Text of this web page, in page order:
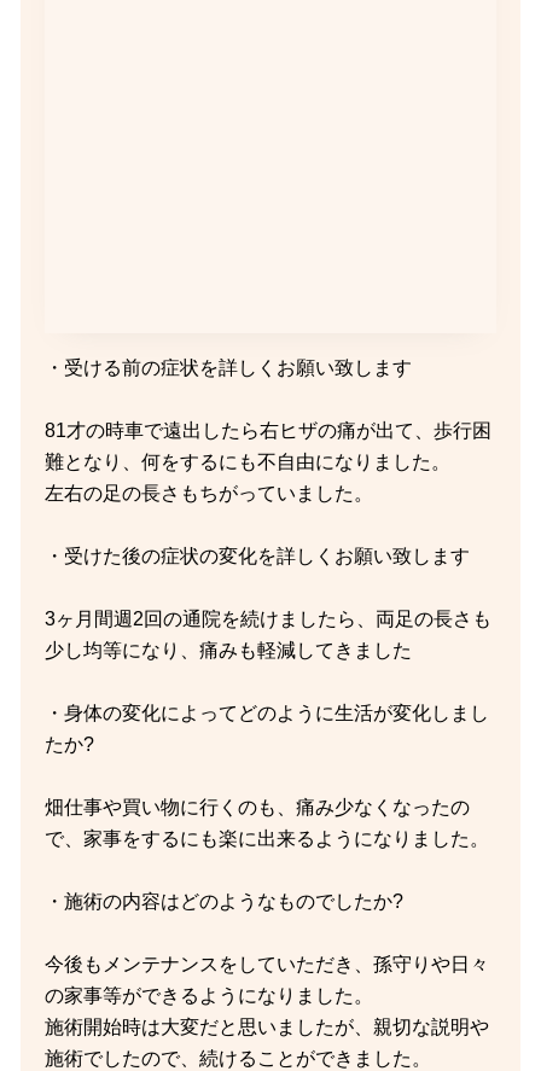
・受ける前の症状を詳しくお願い致します
81才の時車で遠出したら右ヒザの痛が出て、歩行困
難となり、何をするにも不自由になりました。
左右の足の長さもちがっていました。
・受けた後の症状の変化を詳しくお願い致します
3ヶ月間週2回の通院を続けましたら、両足の長さも
少し均等になり、痛みも軽減してきました
・身体の変化によってどのように生活が変化しまし
たか?
畑仕事や買い物に行くのも、痛み少なくなったの
で、家事をするにも楽に出来るようになりました。
・施術の内容はどのようなものでしたか?
今後もメンテナンスをしていただき、孫守りや日々
の家事等ができるようになりました。
施術開始時は大変だと思いましたが、親切な説明や
施術でしたので、続けることができました。